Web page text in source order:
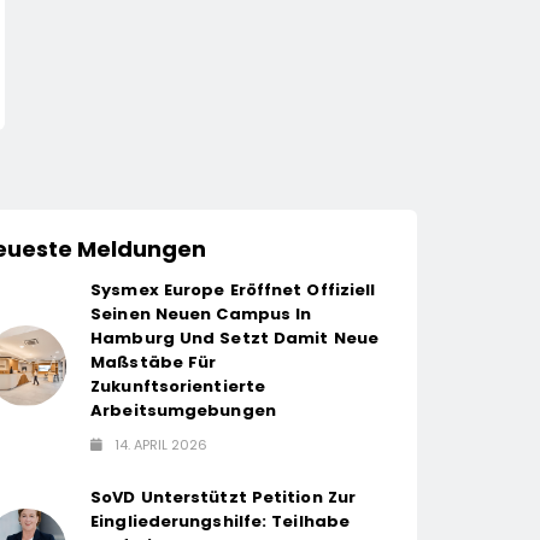
Meldungen
Sysmex Europe Eröffnet Offiziell
Seinen Neuen Campus In
Hamburg Und Setzt Damit Neue
Maßstäbe Für
Zukunftsorientierte
Arbeitsumgebungen
14. APRIL 2026
SoVD Unterstützt Petition Zur
Eingliederungshilfe: Teilhabe